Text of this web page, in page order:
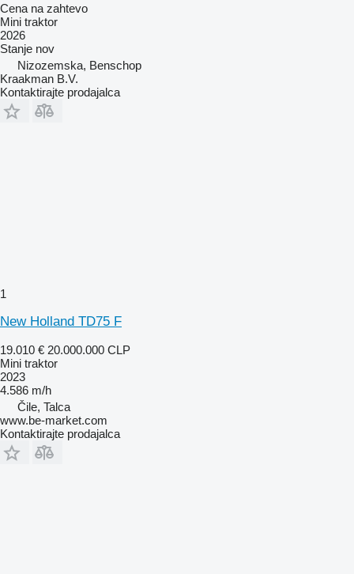
Cena na zahtevo
Mini traktor
2026
Stanje nov
Nizozemska, Benschop
Kraakman B.V.
Kontaktirajte prodajalca
1
New Holland TD75 F
19.010 € 20.000.000 CLP
Mini traktor
2023
4.586 m/h
Čile, Talca
www.be-market.com
Kontaktirajte prodajalca